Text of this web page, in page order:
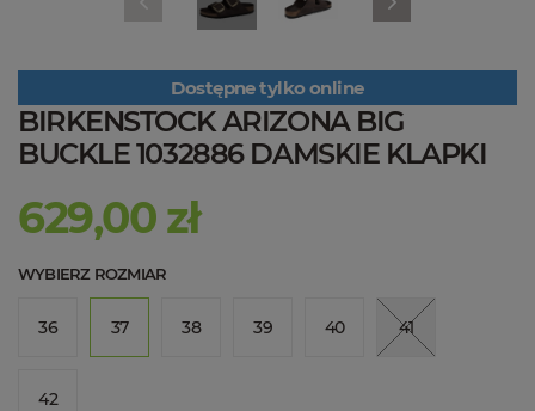
Dostępne tylko online
BIRKENSTOCK ARIZONA BIG
BUCKLE 1032886 DAMSKIE KLAPKI
629,00 zł
WYBIERZ ROZMIAR
36 37 38 39 40 41
42